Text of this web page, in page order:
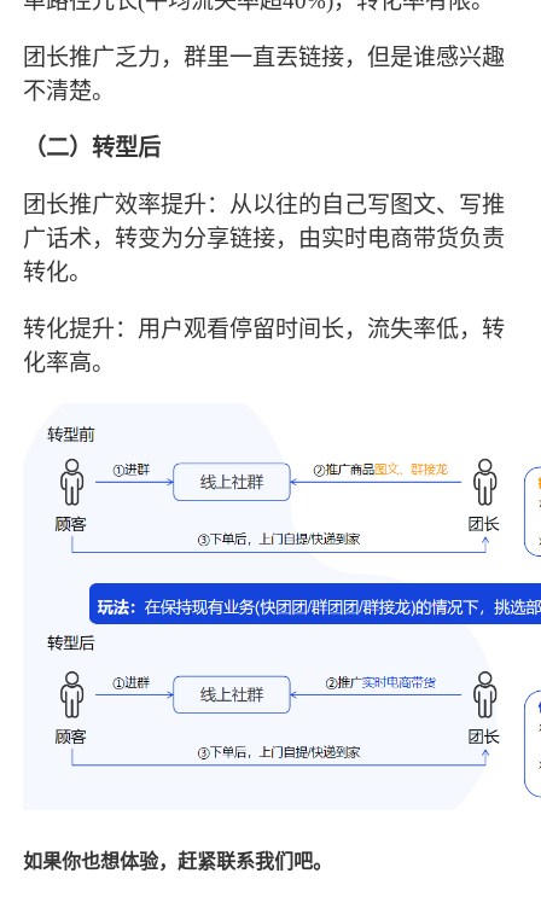
团长推广乏力，群里一直丟链接，但是谁感兴趣
不清楚。
（二）转型后
团长推广效率提升：从以往的自己写图文、写推
广话术，转变为分享链接，由实时电商带货负责
转化。
转化提升：用户观看停留时间长，流失率低，转
化率高。
如果你也想体验，赶紧联系我们吧。